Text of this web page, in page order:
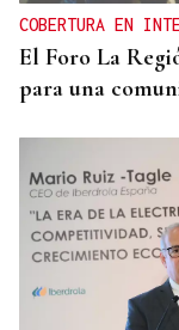
COBERTURA EN
El Foro La
para una